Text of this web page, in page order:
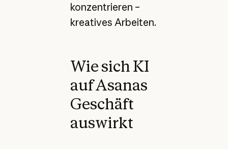
konzentrieren –
kreatives Arbeiten.
Wie sich KI
auf Asanas
Geschäft
auswirkt